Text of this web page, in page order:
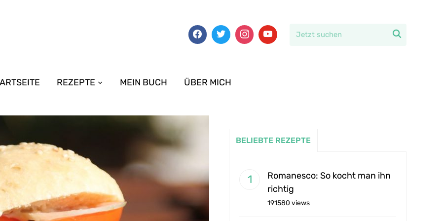

REZEPTE MEIN BUCH ÜBER MICH
BELIEBTE REZEPTE
Romanesco: So kocht man ihn
richtig
191580 views